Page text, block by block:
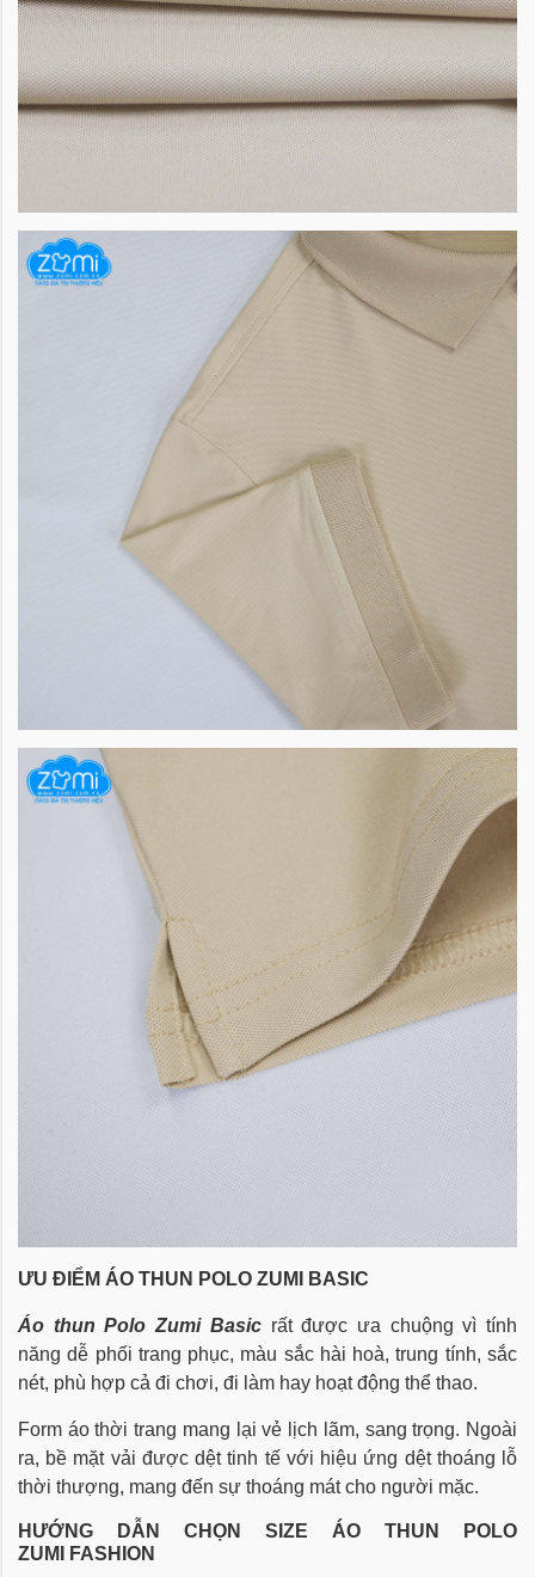
ƯU ĐIỂM ÁO THUN POLO ZUMI BASIC
Áo thun Polo Zumi Basicrất được ưa chuộng vì tính
năng dễ phối trang phục, màu sắc hài hoà, trung tính, sắc
nét, phù hợp cả đi chơi, đi làm hay hoạt động thể thao.
Form áo thời trang mang lại vẻ lịch lãm, sang trọng. Ngoài
ra, bề mặt vải được dệt tinh tế với hiệu ứng dệt thoáng lỗ
thời thượng, mang đến sự thoáng mát cho người mặc.
HƯỚNG DẪN CHỌN SIZE ÁO THUN POLO
ZUMI FASHION